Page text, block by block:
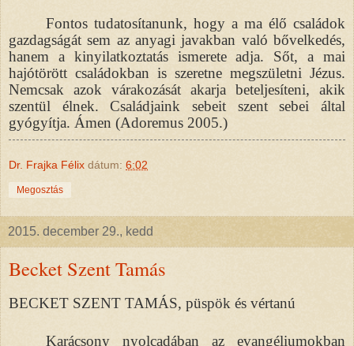
Fontos tudatosítanunk, hogy a ma élő családok
gazdagságát sem az anyagi javakban való bővelkedés,
hanem a kinyilatkoztatás ismerete adja. Sőt, a mai
hajótörött családokban is szeretne megszületni Jézus.
Nemcsak azok várakozását akarja beteljesíteni, akik
szentül élnek. Családjaink sebeit szent sebei által
gyógyítja. Ámen (Adoremus 2005.)
Dr. Frajka Félix dátum: 6:02
Megosztás
2015. december 29., kedd
Becket Szent Tamás
BECKET SZENT TAMÁS, püspök és vértanú
Karácsony nyolcadában az evangéliumokban